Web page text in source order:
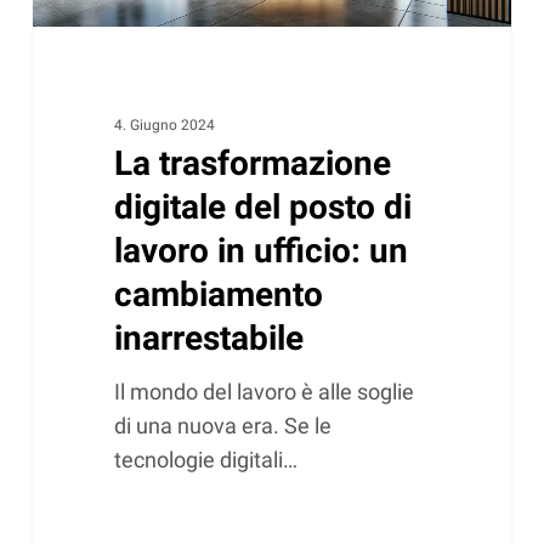
in
4. Giugno 2024
La trasformazione
digitale del posto di
lavoro in ufficio: un
cambiamento
inarrestabile
Il mondo del lavoro è alle soglie
di una nuova era. Se le
tecnologie digitali…